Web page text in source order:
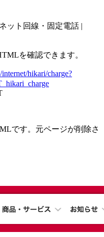
ット回線・固定電話 |
を確認できます。
hikari/charge?
です。元ページが削除さ